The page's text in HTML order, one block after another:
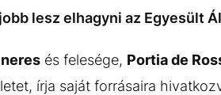
lesz elhagyni az Egyesült
és felesége, Portia de
írja saját forrásaira